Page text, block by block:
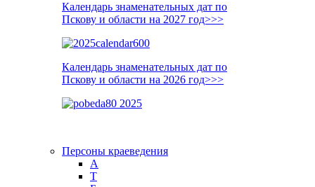
Календарь знаменательных дат по
Пскову и области на 2027 год>>>
Календарь знаменательных дат по
Пскову и области на 2026 год>>>
Персоны краеведения
А
T